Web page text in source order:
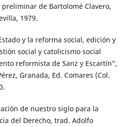
de Bartolomé Clavero,
1979.
y la reforma social, edición y
social y catolicismo social
reformista de Sanz y Escartín”,
Granada, Ed. Comares (Col.
de nuestro siglo para la
del Derecho, trad. Adolfo